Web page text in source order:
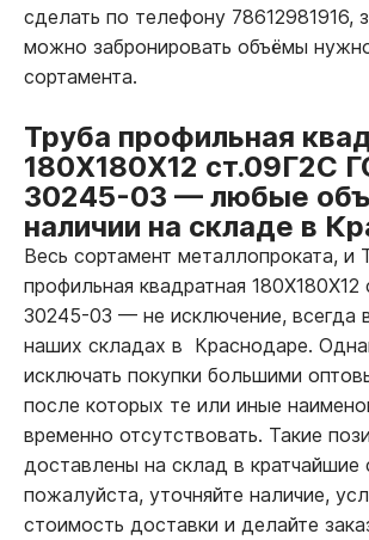
сделать по телефону 78612981916,
можно забронировать объёмы
сортамента.
Труба профильная
180Х180Х12 ст.09Г2С
30245-03 — любые
наличии на складе в
Весь сортамент металлопроката, и
профильная квадратная
30245-03 — не исключение, всегда
наших складах в Краснодаре.
исключать покупки большими
после которых те или иные
временно отсутствовать. Такие
доставлены на склад в кратчайшие
пожалуйста, уточняйте наличие,
стоимость доставки и делайте